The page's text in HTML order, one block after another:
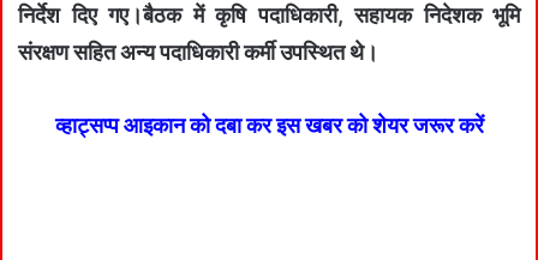
निर्देश दिए गए।बैठक में कृषि पदाधिकारी, सहायक निदेशक भूमि
संरक्षण सहित अन्य पदाधिकारी कर्मी उपस्थित थे।
व्हाट्सप्प आइकान को दबा कर इस खबर को शेयर जरूर करें